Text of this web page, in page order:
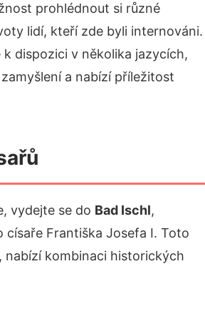
prohlédnout si různé
lidí, kteří zde byli internováni.
dispozici v několika jazycích,
a nabízí příležitost
vydejte se do Bad Ischl,
císaře Františka Josefa I. Toto
nabízí kombinaci historických